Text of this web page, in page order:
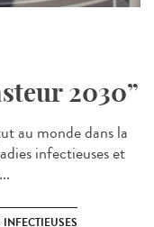
2030”
au monde dans la
infectieuses et